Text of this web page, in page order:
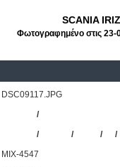
SCANIA
Φωτογραφημένο στις
DSC09117.JPG
/
/ / / /
ΜΙΧ-4547